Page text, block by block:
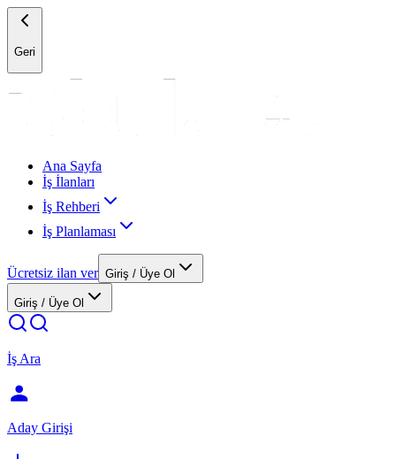
Geri
Ana Sayfa
İş İlanları
İş Rehberi
İş Planlaması
Ücretsiz ilan ver Giriş / Üye Ol
Giriş / Üye Ol
İş Ara
Aday Girişi